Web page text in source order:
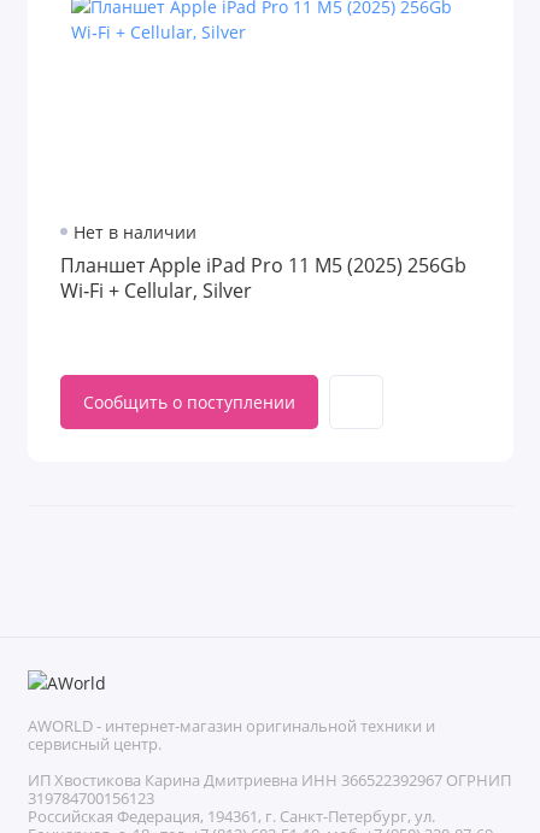
Нет в наличии
Планшет Apple iPad Pro 11 M5 (2025) 256Gb
Wi‑Fi + Cellular, Silver
Сообщить о поступлении
AWORLD - интернет-магазин оригинальной техники и
сервисный центр.
ИП Хвостикова Карина Дмитриевна ИНН 366522392967 ОГРНИП
319784700156123
Российская Федерация, 194361, г. Санкт-Петербург, ул.